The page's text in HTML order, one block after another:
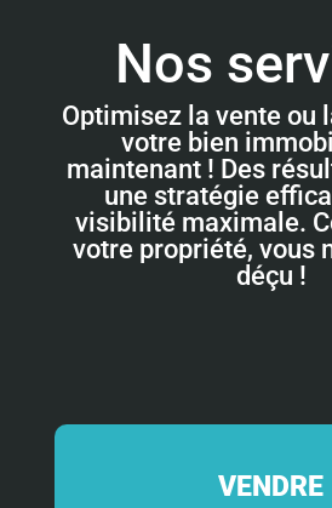
Nos
Optimisez la vente ou
votre bien
maintenant ! Des
une stratégie
visibilité maximale.
votre propriété, vous
déçu !
VENDRE